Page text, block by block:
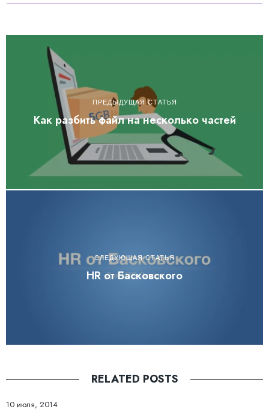
ПРЕДЫДУЩАЯ СТАТЬЯ
Как разбить файл на несколько частей
СЛЕДУЮЩАЯ СТАТЬЯ
HR от Басковского
RELATED POSTS
10 июля, 2014